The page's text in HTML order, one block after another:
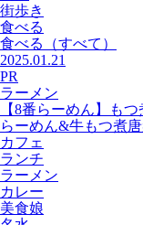
街歩き
食べる
食べる
（すべて）
2025.01.21
PR
ラーメン
【8番らーめん】も
らーめん&牛もつ煮
カフェ
ランチ
ラーメン
カレー
美食娘